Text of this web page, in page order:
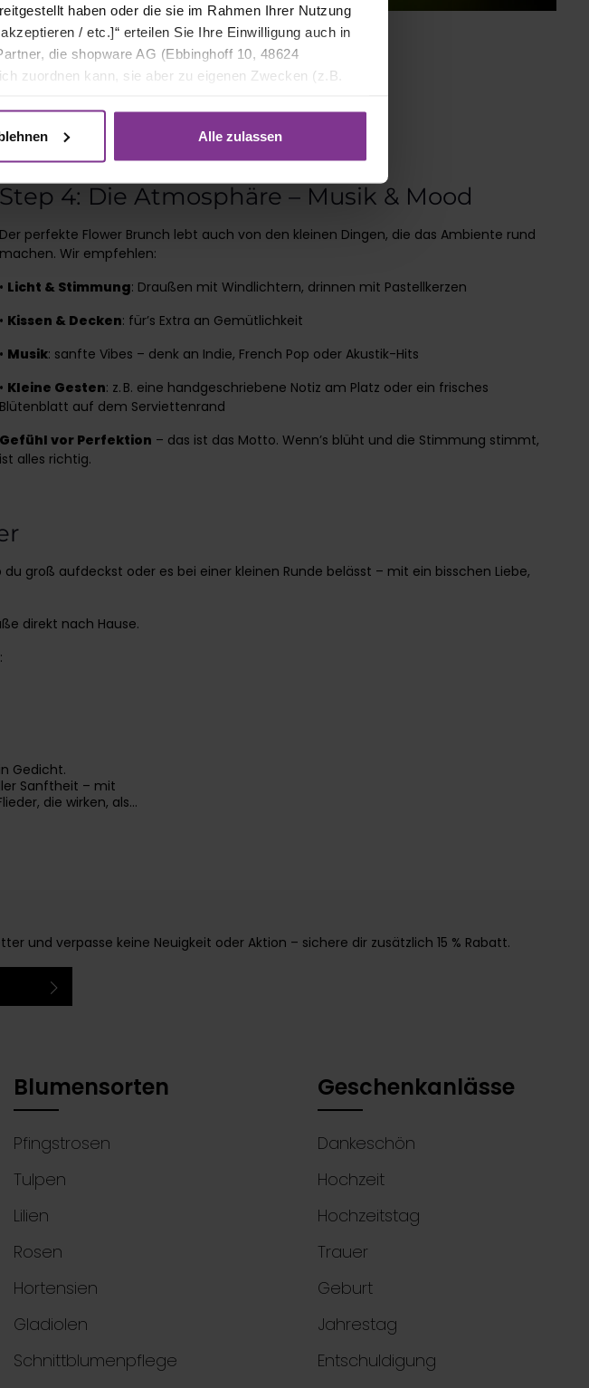
haben oder die sie im Rahmen Ihrer Nutzung
/ etc.]“ erteilen Sie Ihre Einwilligung auch in
die shopware AG (Ebbinghoff 10, 48624
zuordnen kann, sie aber zu eigenen Zwecken (z.B.
Alle zulassen
Step 4: Die Atmosphäre – Musik & Mood
Der perfekte Flower Brunch lebt auch von den kleinen Dingen, die das Ambiente rund
machen. Wir empfehlen:
• Licht & Stimmung: Draußen mit Windlichtern, drinnen mit Pastellkerzen
• Kissen & Decken: für’s Extra an Gemütlichkeit
• Musik: sanfte Vibes – denk an Indie, French Pop oder Akustik-Hits
• Kleine Gesten: z. B. eine handgeschriebene Notiz am Platz oder ein frisches
Blütenblatt auf dem Serviettenrand
Gefühl vor Perfektion – das ist das Motto. Wenn’s blüht und die Stimmung stimmt,
ist alles richtig.
groß aufdeckst oder es bei einer kleinen Runde belässt – mit ein bisschen Liebe,
direkt nach Hause.
:
Gedicht.
Sanftheit – mit
die wirken, als
Ideal für
kleine Auszeit vom
Persönliche Grußkarte gratis
und verpasse keine Neuigkeit oder Aktion – sichere dir zusätzlich 15 % Rabatt.
Blumensorten
Pfingstrosen
Tulpen
Lilien
Rosen
Hortensien
Gladiolen
Schnittblumenpflege
Geschenkanlässe
Dankeschön
Hochzeit
Hochzeitstag
Trauer
Geburt
Jahrestag
Entschuldigung